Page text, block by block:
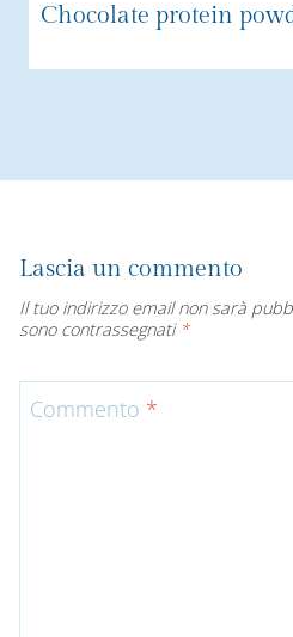
Chocolate protein
Lascia un commento
Il tuo indirizzo email non sarà
sono contrassegnati *
Commento *